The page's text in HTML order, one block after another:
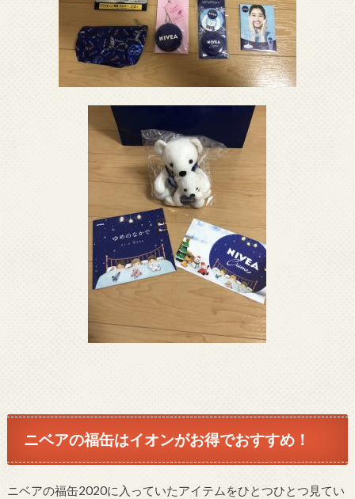
ニベアの福缶はイオンがお得でおすすめ！
ニベアの福缶2020に入っていたアイテムをひとつひとつ見てい